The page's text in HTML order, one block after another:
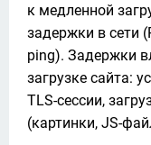
к медленной
задержки в сети
ping). Задержки
загрузке сайта:
TLS-сессии,
(картинки, JS-